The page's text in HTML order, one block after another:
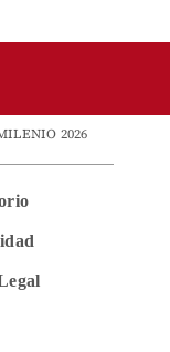
2026